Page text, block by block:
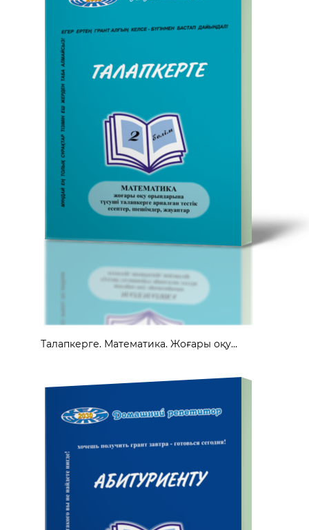
Талапкерге. Математика. Жоғары оқу...